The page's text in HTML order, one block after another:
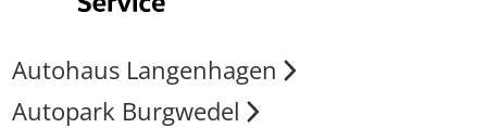
Autohaus Langenhagen
Autopark Burgwedel